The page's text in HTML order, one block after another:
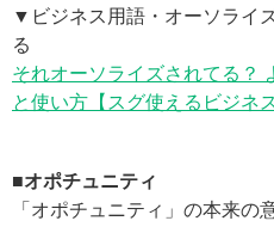
▼ビジネス用語・オーソライ
る
それオーソライズされてる？
と使い方【スグ使えるビジネ
■オポチュニティ
「オポチュニティ」の本来の